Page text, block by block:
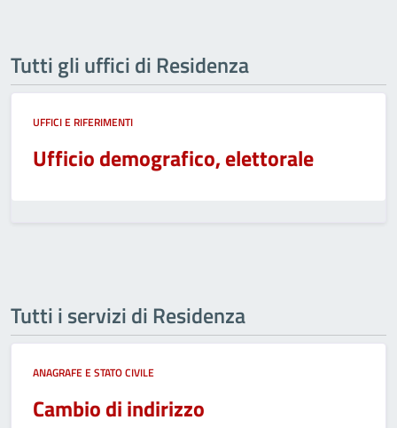
Tutti gli uffici di Residenza
UFFICI E RIFERIMENTI
Ufficio demografico, elettorale
Tutti i servizi di Residenza
ANAGRAFE E STATO CIVILE
Cambio di indirizzo